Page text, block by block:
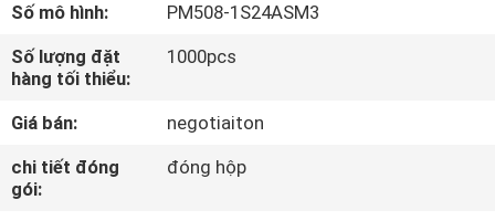
TÔI
THAM
QUAN
NHÀ
Số mô hình:
PM508-1S24ASM3
Số lượng đặt
hàng tối thiểu:
1000pcs
Giá bán:
negotiaiton
chi tiết đóng
gói:
đóng hộp